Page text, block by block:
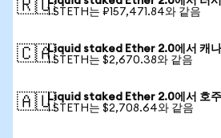
🇷🇺1 STETH는 ₽157,471.84와 같음
🇨🇦Liquid staked Ether 2.0에서 캐나
1 STETH는 $2,670.38와 같음
🇦🇺Liquid staked Ether 2.0에서 호주
1 STETH는 $2,708.64와 같음